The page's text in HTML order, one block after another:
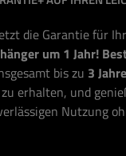
die Garantie für
um 1 Jahr!
bis zu 3 Jahre
erhalten, und
Nutzung